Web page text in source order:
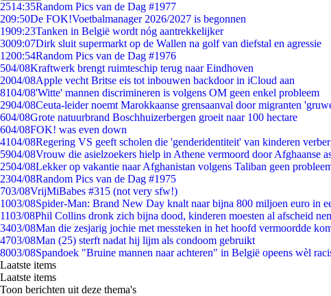
2514:35Random Pics van de Dag #1977
209:50De FOK!Voetbalmanager 2026/2027 is begonnen
1909:23Tanken in België wordt nóg aantrekkelijker
3009:07Dirk sluit supermarkt op de Wallen na golf van diefstal en agressie
1200:54Random Pics van de Dag #1976
504/08Kraftwerk brengt ruimteschip terug naar Eindhoven
2004/08Apple vecht Britse eis tot inbouwen backdoor in iCloud aan
8104/08'Witte' mannen discrimineren is volgens OM geen enkel probleem
2904/08Ceuta-leider noemt Marokkaanse grensaanval door migranten
604/08Grote natuurbrand Boschhuizerbergen groeit naar 100 hectare
604/08FOK! was even down
4104/08Regering VS geeft scholen die 'genderidentiteit' van kinderen
5904/08Vrouw die asielzoekers hielp in Athene vermoord door Afghaanse
2504/08Lekker op vakantie naar Afghanistan volgens Taliban geen
2304/08Random Pics van de Dag #1975
703/08VrijMiBabes #315 (not very sfw!)
1003/08Spider-Man: Brand New Day knalt naar bijna 800 miljoen euro in
1103/08Phil Collins dronk zich bijna dood, kinderen moesten al afscheid
3403/08Man die zesjarig jochie met messteken in het hoofd vermoordde
4703/08Man (25) sterft nadat hij lijm als condoom gebruikt
8003/08Spandoek "Bruine mannen naar achteren" in België opeens wèl
Laatste items
Laatste items
Toon berichten uit deze thema's